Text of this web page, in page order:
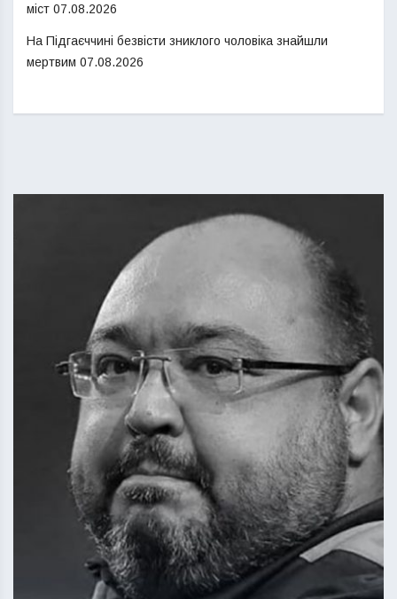
міст 07.08.2026
На Підгаєччині безвісти зниклого чоловіка знайшли
мертвим 07.08.2026